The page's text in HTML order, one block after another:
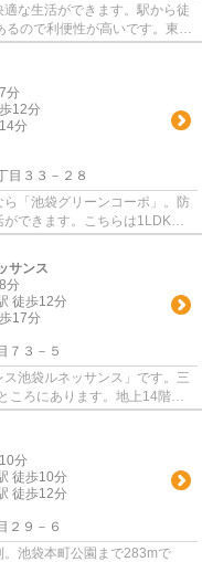
な生活ができます。駅から徒
ので利便性が高いです。東武
...
分
12分
分
目３３－２８
「池袋グリーンコーポ」。防
できます。こちらは1LDKの
サンス
分
徒歩12分
17分
７３－５
池袋ルネッサンス」です。三
ろにあります。地上14階建
にど...
分
徒歩10分
徒歩12分
２９－６
池袋本町公園まで283mで